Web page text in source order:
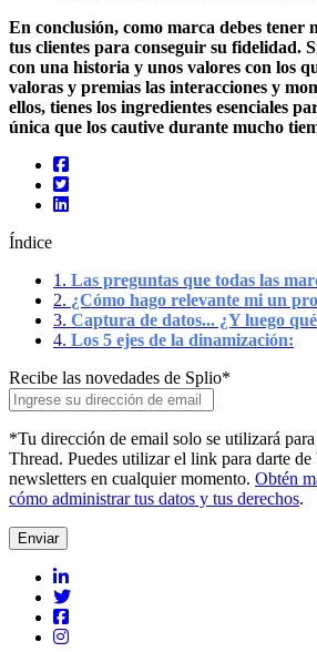
En conclusión, como marca debes tener
tus clientes para conseguir su fidelidad.
con una historia y unos valores con los
valoras y premias las interacciones y
ellos, tienes los ingredientes esenciales
única que los cautive durante mucho
Índice
1. Las preguntas que todas las
2. ¿Cómo hago relevante mi un
3. Captura de datos... ¿Y luego
4. Los 5 ejes de la dinamización:
Recibe las novedades de Splio*
*Tu dirección de email solo se utilizará
Thread. Puedes utilizar el link para darte de
newsletters en cualquier momento. Obtén
cómo administrar tus datos y tus derechos.